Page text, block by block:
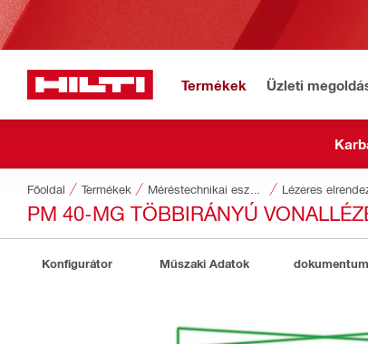
Termékek Üzleti
Főoldal Termékek Lézeres
PM 40-MG TÖBBIRÁNYÚ
Konfigurátor Műszaki Adatok dokumentum